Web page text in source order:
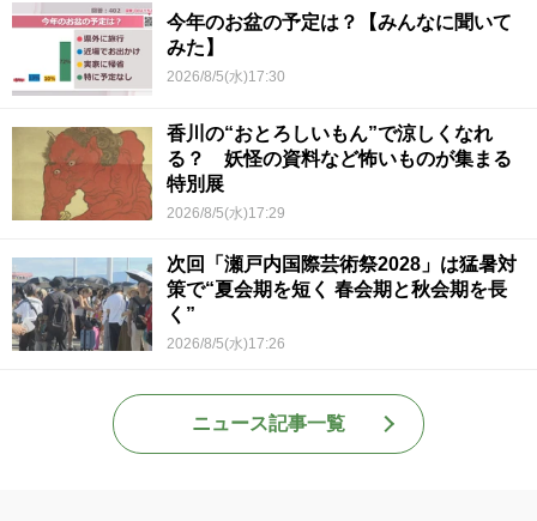
今年のお盆の予定は？【みんなに聞いて
みた】
2026/8/5(水)17:30
香川の“おとろしいもん”で涼しくなれ
る？ 妖怪の資料など怖いものが集まる
特別展
2026/8/5(水)17:29
次回「瀬戸内国際芸術祭2028」は猛暑対
策で“夏会期を短く 春会期と秋会期を長
く”
2026/8/5(水)17:26
ニュース記事一覧